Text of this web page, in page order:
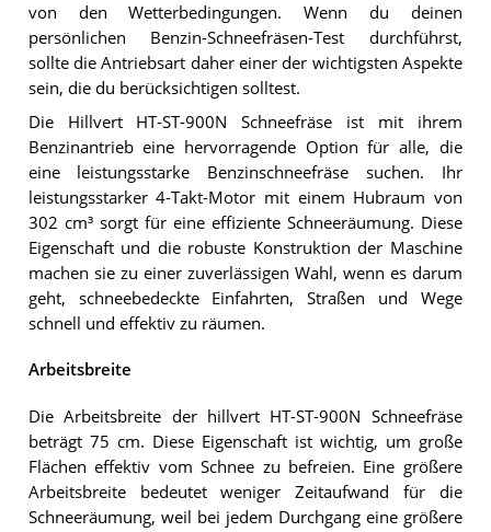
von den Wetterbedingungen. Wenn du deinen
persönlichen Benzin-Schneefräsen-Test durchführst,
sollte die Antriebsart daher einer der wichtigsten Aspekte
sein, die du berücksichtigen solltest.
Die Hillvert HT-ST-900N Schneefräse ist mit ihrem
Benzinantrieb eine hervorragende Option für alle, die
eine leistungsstarke Benzinschneefräse suchen. Ihr
leistungsstarker 4-Takt-Motor mit einem Hubraum von
302 cm³ sorgt für eine effiziente Schneeräumung. Diese
Eigenschaft und die robuste Konstruktion der Maschine
machen sie zu einer zuverlässigen Wahl, wenn es darum
geht, schneebedeckte Einfahrten, Straßen und Wege
schnell und effektiv zu räumen.
Arbeitsbreite
Die Arbeitsbreite der hillvert HT-ST-900N Schneefräse
beträgt 75 cm. Diese Eigenschaft ist wichtig, um große
Flächen effektiv vom Schnee zu befreien. Eine größere
Arbeitsbreite bedeutet weniger Zeitaufwand für die
Schneeräumung, weil bei jedem Durchgang eine größere